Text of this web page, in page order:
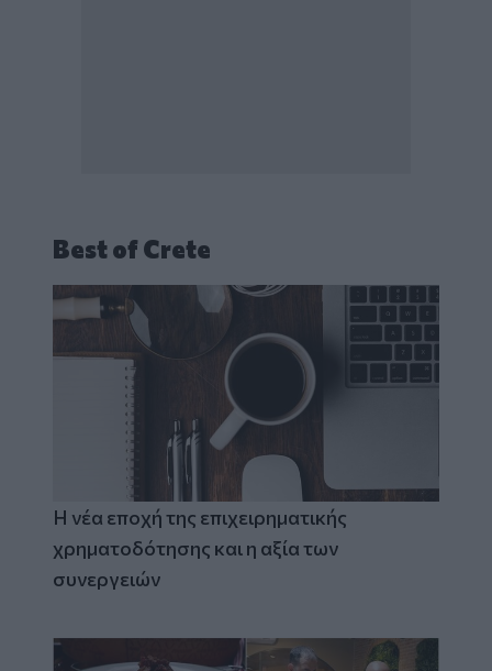
Best of Crete
Η νέα εποχή της επιχειρηματικής
χρηματοδότησης και η αξία των
συνεργειών